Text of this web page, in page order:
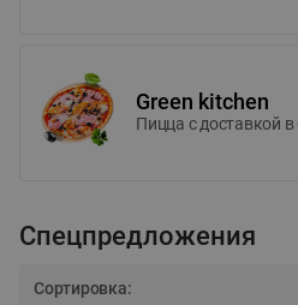
Green kitchen
Пицца c доставкой в
Спецпредложения
Сортировка: